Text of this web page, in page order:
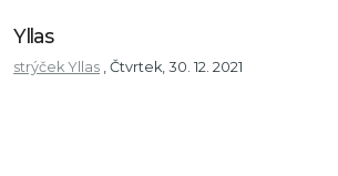
Yllas
strýček Yllas Čtvrtek, 30. 12. 2021